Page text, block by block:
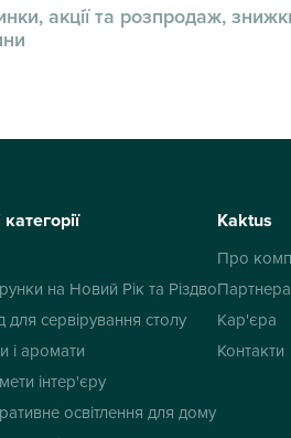
акції та розпродаж,
на Новий Рік та Різдво
для сервірування столу
і аромати
інтер'єру
освітлення для дому
Kaktus
Про
Кар'єра
Контакти